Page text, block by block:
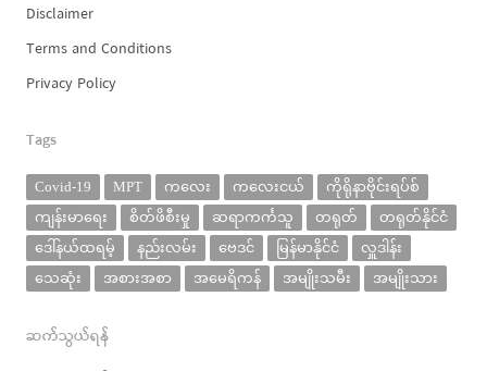
Disclaimer
Terms and Conditions
Privacy Policy
Tags
Covid-19 MPT ကလေး ကလေးငယ်
ကိုရိုနာဗိုင်းရပ်စ်
ကျန်းမာရေး
စိတ်ဖိစီးမှု ဆရာကင်္ကသူ တရုတ်
တရုတ်နိုင်ငံ
ဒေါ်နယ်ထရမ့်
နည်းလမ်း ဗေဒင် မြန်မာနိုင်ငံ
လှူဒါန်း
သေဆုံး
အစားအစာ အမေရိကန် အမျိုးသမီး အမျိုးသား
ဆက်သွယ်ရန်